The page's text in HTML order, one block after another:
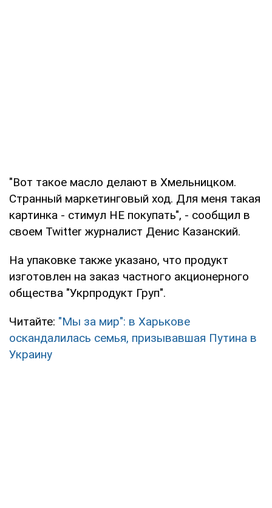
"Вот такое масло делают в Хмельницком.
Странный маркетинговый ход. Для меня такая
картинка - стимул НЕ покупать", - сообщил в
своем Twitter журналист Денис Казанский.
На упаковке также указано, что продукт
изготовлен на заказ частного акционерного
общества "Укрпродукт Груп".
Читайте: "Мы за мир": в Харькове
оскандалилась семья, призывавшая Путина в
Украину